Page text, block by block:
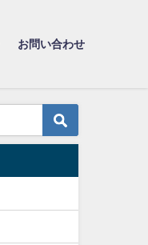
お問い合わせ